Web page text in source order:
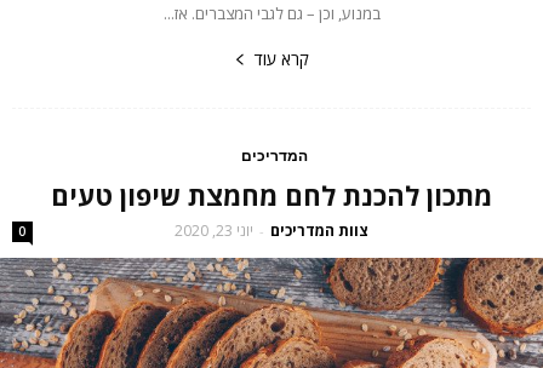
במנוע, וכן – גם לגבי המצברים. אז...
קרא עוד
המדריכים
מתכון להכנת לחם מחמצת שיפון טעים
צוות המדריכים - יוני 23, 2020 0